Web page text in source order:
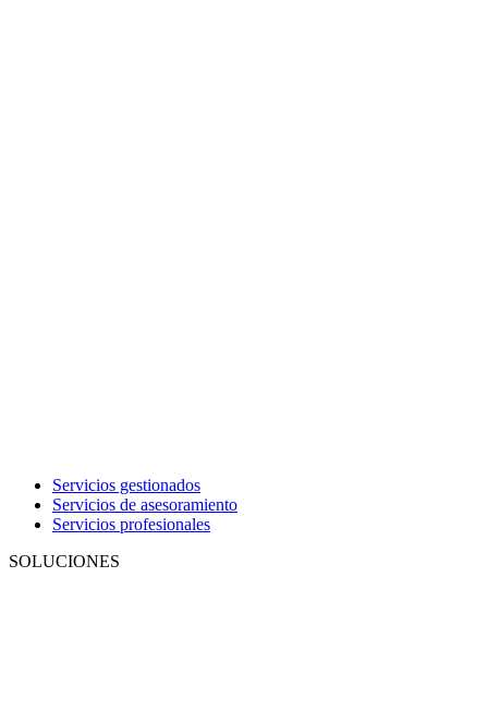
Servicios gestionados
Servicios de asesoramiento
Servicios profesionales
SOLUCIONES